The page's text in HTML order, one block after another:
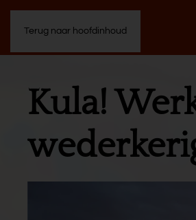
Terug naar hoofdinhoud
Kula!